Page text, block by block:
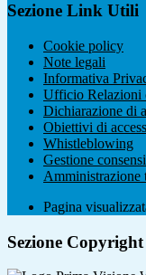
Sezione Link Utili
Cookie policy
Note legali
Informativa
Ufficio Relazioni
Dichiarazione di
Obiettivi di
Whistleblowing
Gestione
Amministrazione
Pagina
Sezione Copyright